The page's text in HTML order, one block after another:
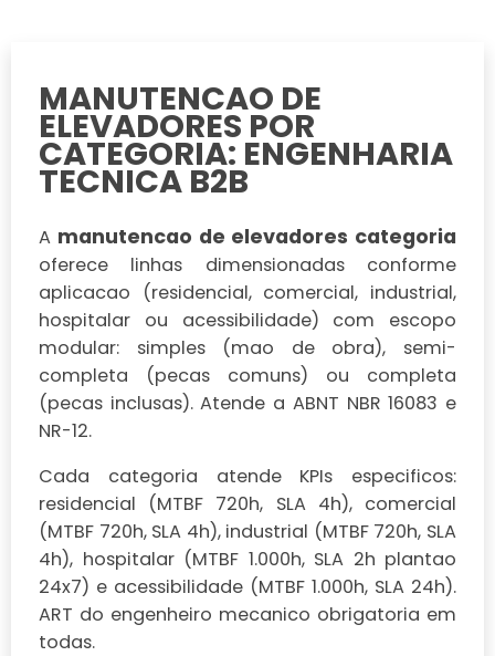
MANUTENCAO DE
ELEVADORES POR
CATEGORIA: ENGENHARIA
TECNICA B2B
A manutencao de elevadores categoria
oferece linhas dimensionadas conforme
aplicacao (residencial, comercial, industrial,
hospitalar ou acessibilidade) com escopo
modular: simples (mao de obra), semi-
completa (pecas comuns) ou completa
(pecas inclusas). Atende a ABNT NBR 16083 e
NR-12.
Cada categoria atende KPIs especificos:
residencial (MTBF 720h, SLA 4h), comercial
(MTBF 720h, SLA 4h), industrial (MTBF 720h, SLA
4h), hospitalar (MTBF 1.000h, SLA 2h plantao
24x7) e acessibilidade (MTBF 1.000h, SLA 24h).
ART do engenheiro mecanico obrigatoria em
todas.